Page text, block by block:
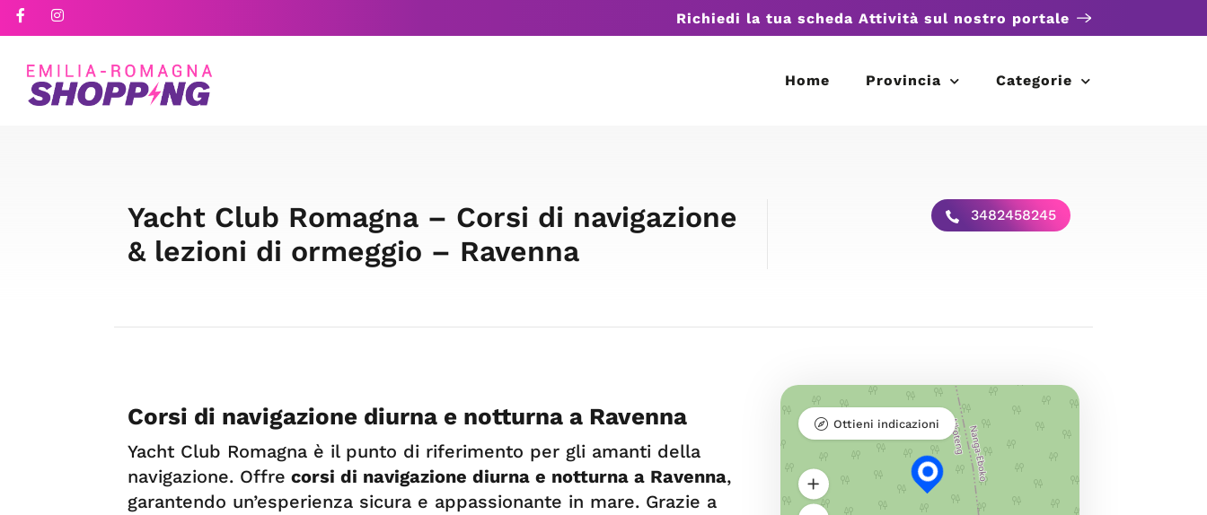
Richiedi la tua scheda Attività sul nostro portale
Home Provincia Categorie
Yacht Club Romagna – Corsi di navigazione
& lezioni di ormeggio – Ravenna
3482458245
Corsi di navigazione diurna e notturna a Ravenna
Yacht Club Romagna è il punto di riferimento per gli amanti della
navigazione. Offre corsi di navigazione diurna e notturna a Ravenna,
garantendo un’esperienza sicura e appassionante in mare. Grazie a
Ottieni indicazioni